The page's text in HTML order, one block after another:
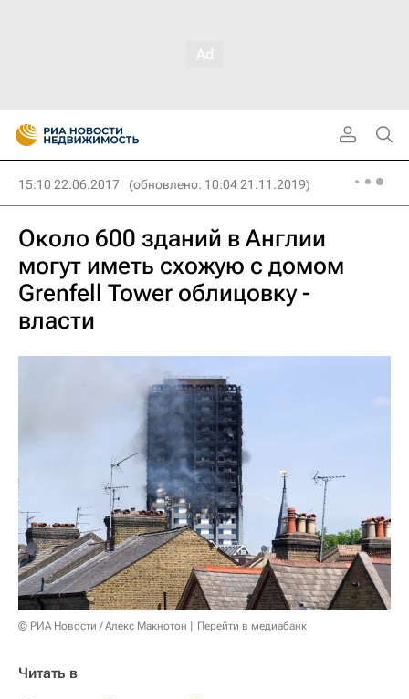
15:10 22.06.2017 (обновлено: 10:04 21.11.2019)
Около 600 зданий в Англии
могут иметь схожую с домом
Grenfell Tower облицовку -
власти
© РИА Новости / Алекс Макнотон Перейти в медиабанк
Читать в